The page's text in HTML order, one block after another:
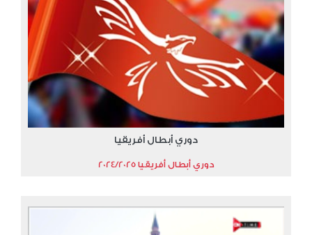
دوري أبطال أفريقيا
دوري أبطال أفريقيا 2024/2025